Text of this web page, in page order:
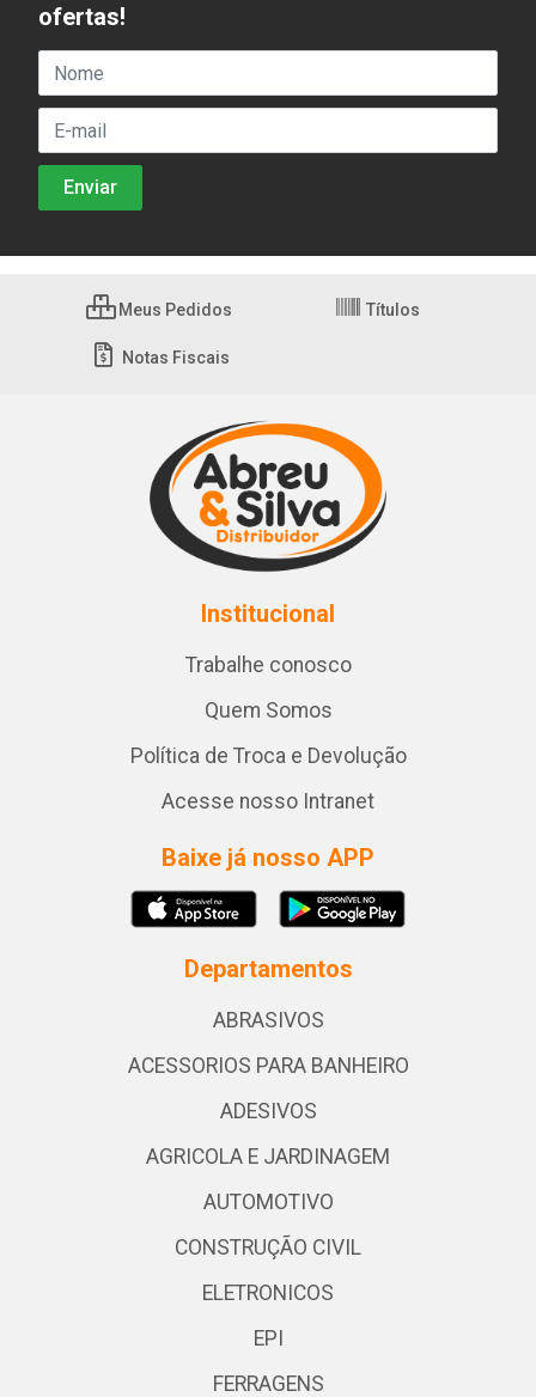
ofertas!
Meus Pedidos Títulos
Notas Fiscais
Institucional
Trabalhe conosco
Quem Somos
Política de Troca e Devolução
Acesse nosso Intranet
Baixe já nosso APP
Departamentos
ABRASIVOS
ACESSORIOS PARA BANHEIRO
ADESIVOS
AGRICOLA E JARDINAGEM
AUTOMOTIVO
CONSTRUÇÃO CIVIL
ELETRONICOS
EPI
FERRAGENS